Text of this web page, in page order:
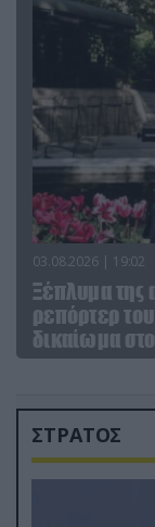
03.08.2026 | 19:02
Ξέπλυμα της
ρεπόρτερ
δικαίωμα
ΣΤΡΑΤΟΣ